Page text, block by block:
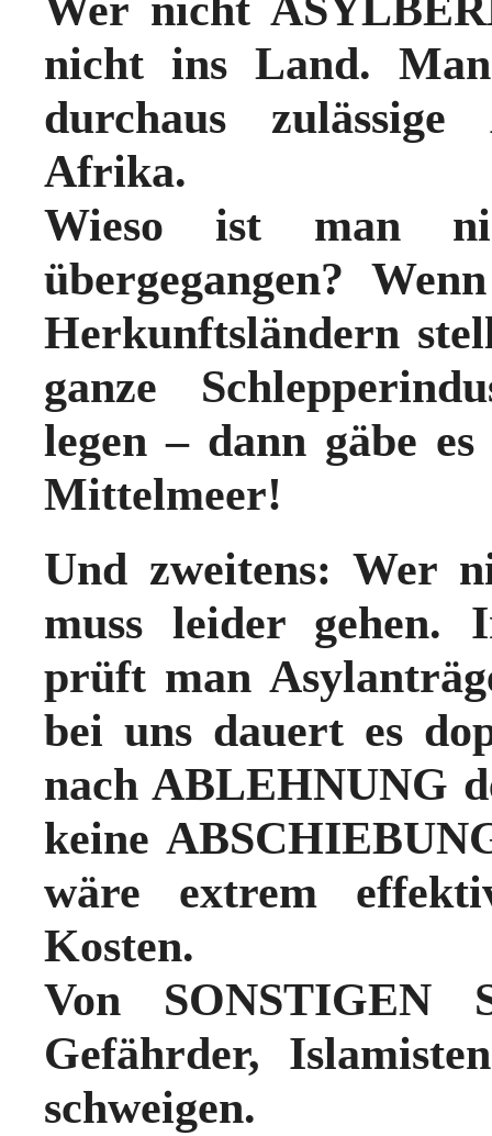
nicht ins Land.
durchaus zulässige
Afrika.
Wieso ist man
übergegangen?
Herkunftsländern
ganze
legen – dann gäbe
Mittelmeer!
Und zweitens: Wer
muss leider gehen.
prüft man
bei uns dauert es
nach ABLEHNUNG
keine
wäre extrem
Kosten.
Von SONSTIGEN
Gefährder,
schweigen.